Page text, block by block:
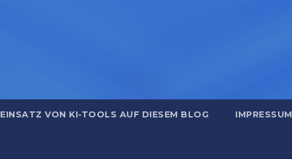
EINSATZ VON KI-TOOLS AUF DIESEM BLOG IMPRESSUM